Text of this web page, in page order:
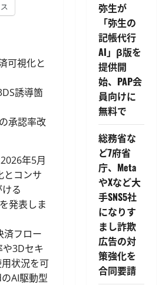
可視化と
誘導箇
承認率改
年5月
とコンサ
る
発表しま
済フロー
3Dセキ
状況を可
AI駆動型
弥生が
「弥生の
記帳代行
AI」β版を
提供開
始、PAP会
員向けに
無料で
総務省な
ど7府省
庁、Meta
やXなど大
手SNS5社
になりす
まし詐欺
広告の対
策強化を
合同要請